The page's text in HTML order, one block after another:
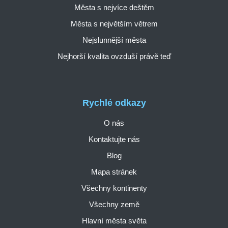
Rychlé odkazy
O nás
Kontaktujte nás
Blog
Mapa stránek
Všechny kontinenty
Všechny země
Hlavní města světa
Města s nejvíce deštěm
Města s největším větrem
Nejslunnější města
Nejhorší kvalita ovzduší právě teď